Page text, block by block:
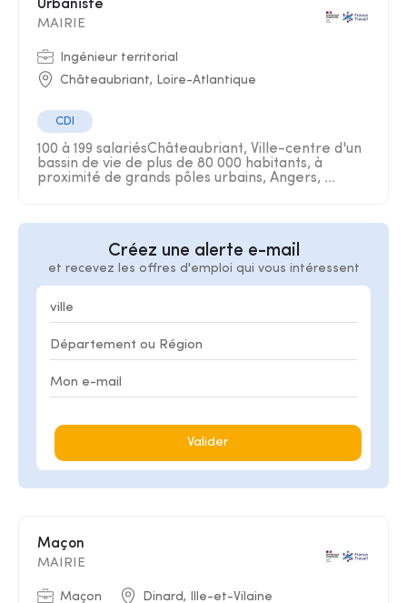
Urbaniste
MAIRIE
Ingénieur territorial
Châteaubriant, Loire-Atlantique
CDI
100 à 199 salariésChâteaubriant, Ville-centre d'un
bassin de vie de plus de 80 000 habitants, à
proximité de grands pôles urbains, Angers, ...
Créez une alerte e-mail
et recevez les offres d'emploi qui vous intéressent
Valider
Maçon
MAIRIE
Maçon Dinard, Ille-et-Vilaine